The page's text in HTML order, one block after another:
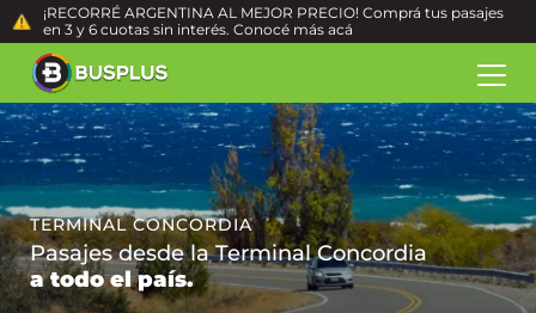
¡RECORRÉ ARGENTINA AL MEJOR PRECIO! Comprá tus pasajes
en 3 y 6 cuotas sin interés. Conocé más acá
TERMINAL CONCORDIA
Pasajes desde la Terminal Concordia
a todo el país.